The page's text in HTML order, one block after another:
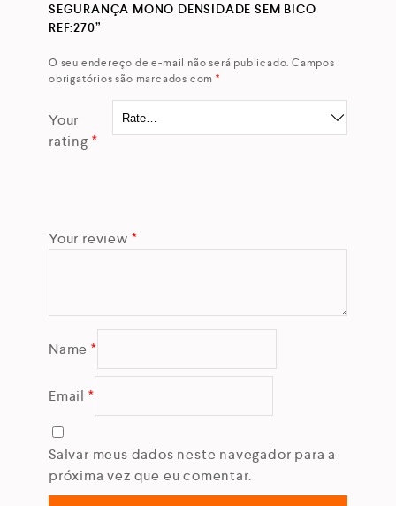
SEGURANÇA MONO DENSIDADE SEM BICO
REF:270”
O seu endereço de e-mail não será publicado. Campos
obrigatórios são marcados com*
Your
rating *
Your review *
Name *
Email *
Salvar meus dados neste navegador para a
próxima vez que eu comentar.